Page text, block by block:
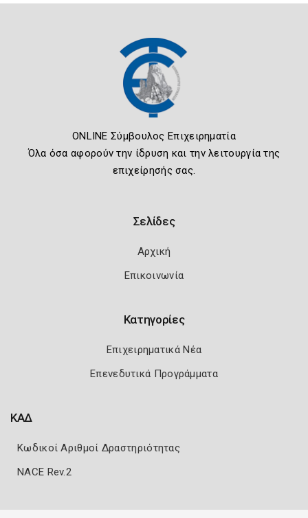
ONLINE Σύμβουλος Επιχειρηματία
Όλα όσα αφορούν την ίδρυση και την λειτουργία της
επιχείρησής σας.
Σελίδες
Αρχική
Επικοινωνία
Κατηγορίες
Επιχειρηματικά Νέα
Επενεδυτικά Προγράμματα
ΚΑΔ
Κωδικοί Αριθμοί Δραστηριότητας
NACE Rev.2